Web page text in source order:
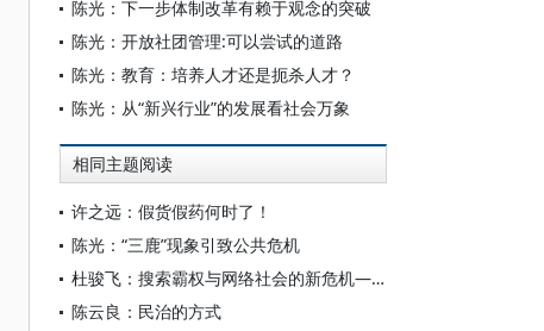
陈光：下一步体制改革有赖于观念的突破
陈光：开放社团管理:可以尝试的道路
陈光：教育：培养人才还是扼杀人才？
陈光：从“新兴行业”的发展看社会万象
相同主题阅读
许之远：假货假药何时了！
陈光：“三鹿”现象引致公共危机
杜骏飞：搜索霸权与网络社会的新危机——“百度屏蔽门事件”评析
陈云良：民治的方式